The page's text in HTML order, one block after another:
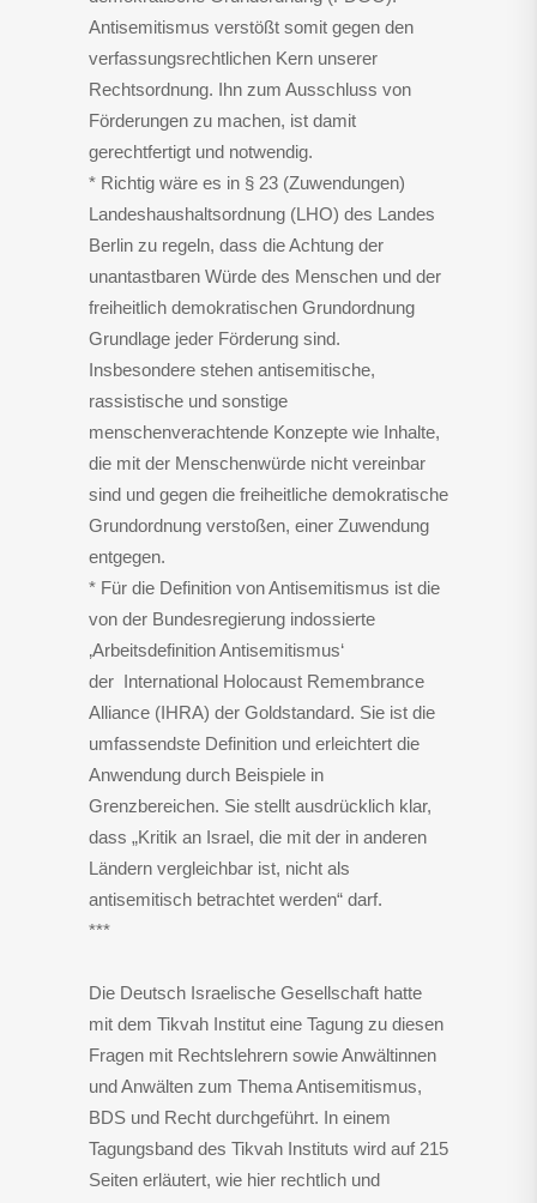
Antisemitismus verstößt somit gegen den
verfassungsrechtlichen Kern unserer
Rechtsordnung. Ihn zum Ausschluss von
Förderungen zu machen, ist damit
gerechtfertigt und notwendig.
* Richtig wäre es in § 23 (Zuwendungen)
Landeshaushaltsordnung (LHO) des Landes
Berlin zu regeln, dass die Achtung der
unantastbaren Würde des Menschen und der
freiheitlich demokratischen Grundordnung
Grundlage jeder Förderung sind.
Insbesondere stehen antisemitische,
rassistische und sonstige
menschenverachtende Konzepte wie Inhalte,
die mit der Menschenwürde nicht vereinbar
sind und gegen die freiheitliche demokratische
Grundordnung verstoßen, einer Zuwendung
entgegen.
* Für die Definition von Antisemitismus ist die
von der Bundesregierung indossierte
‚Arbeitsdefinition Antisemitismus‘
der International Holocaust Remembrance
Alliance (IHRA) der Goldstandard. Sie ist die
umfassendste Definition und erleichtert die
Anwendung durch Beispiele in
Grenzbereichen. Sie stellt ausdrücklich klar,
dass „Kritik an Israel, die mit der in anderen
Ländern vergleichbar ist, nicht als
antisemitisch betrachtet werden“ darf.
***
Die Deutsch Israelische Gesellschaft hatte
mit dem Tikvah Institut eine Tagung zu diesen
Fragen mit Rechtslehrern sowie Anwältinnen
und Anwälten zum Thema Antisemitismus,
BDS und Recht durchgeführt. In einem
Tagungsband des Tikvah Instituts wird auf 215
Seiten erläutert, wie hier rechtlich und